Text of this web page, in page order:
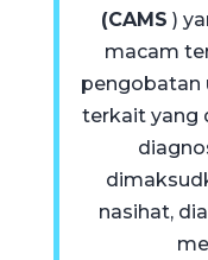
(CAMS )
macam
pengobatan
terkait yang
nasihat,